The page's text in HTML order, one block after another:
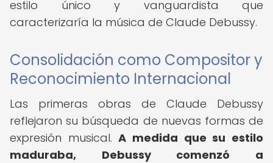
estilo único y vanguardista que
caracterizaría la música de Claude Debussy.
Consolidación como Compositor y
Reconocimiento Internacional
Las primeras obras de Claude Debussy
reflejaron su búsqueda de nuevas formas de
expresión musical.A medida que su estilo
maduraba, Debussy comenzó a